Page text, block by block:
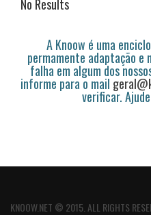
No Results
A Knoow é uma
permamente adaptação e
falha em algum dos
informe para o mail
verificar.
KNOOW.NET © 2015. ALL RIGHTS